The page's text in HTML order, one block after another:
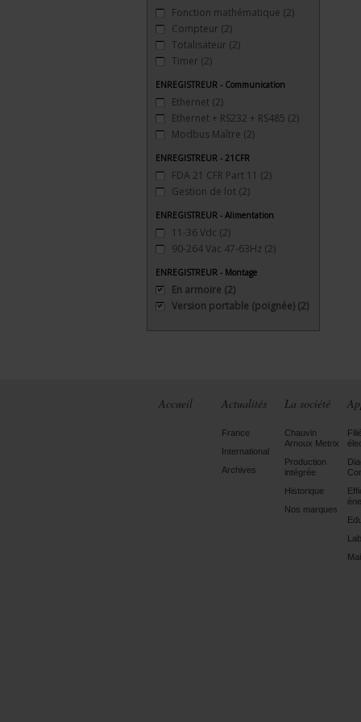
Fonction mathématique (2)
Compteur (2)
Totalisateur (2)
Timer (2)
ENREGISTREUR - Communication
Ethernet (2)
Ethernet + RS232 + RS485 (2)
Modbus Maître (2)
ENREGISTREUR - 21CFR
FDA 21 CFR Part 11 (2)
Gestion de lot (2)
ENREGISTREUR - Alimentation
11-36 Vdc (2)
90-264 Vac 47-63Hz (2)
ENREGISTREUR - Montage
En armoire (2)
Version portable (poignée) (2)
Accueil Actualités
France
International
Archives
La société
Chauvin
Arnoux Metrix
Production
intégrée
Historique
Nos marques